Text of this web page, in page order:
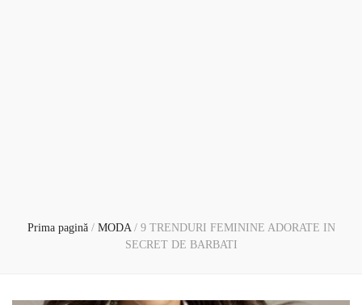
Prima pagină / MODA / 9 TRENDURI FEMININE ADORATE IN
SECRET DE BARBATI